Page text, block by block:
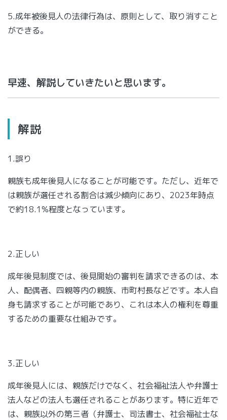
5.成年被後見人の法律行為は、原則として、取り消すこと
ができる。
早速、解説していきたいと思います。
解説
1.誤り
親族も成年後見人になることが可能です。ただし、近年で
は親族が選任される割合は減少傾向にあり、2023年時点
で約18.1%程度となっています。
2.正しい
成年後見制度では、後見開始の審判を請求できるのは、本
人、配偶者、四親等内の親族、市町村長などです。本人自
身も請求することが可能であり、これは本人の権利を尊重
するための重要な仕組みです。
3.正しい
成年後見人には、親族だけでなく、社会福祉法人や弁護士
法人などの法人も選任されることがあります。特に近年で
は、親族以外の第三者（弁護士、司法書士、社会福祉士な